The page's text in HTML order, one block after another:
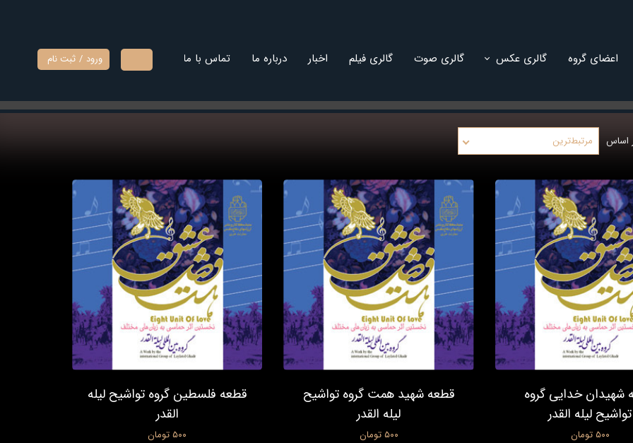
اعضای گروه
گالری عکس
گالری صوت گالری فیلم اخبار درباره ما تماس با ما ورود / ثبت نام
خروج از
حساب
کاربری
اساس مرتبط‌ترین
شهیدان خدایی گروه
تواشیح لیله القدر
۵۰۰ تومان
قطعه شهید همت گروه تواشیح
لیله القدر
۵۰۰ تومان
قطعه فلسطین گروه تواشیح لیله
القدر
۵۰۰ تومان